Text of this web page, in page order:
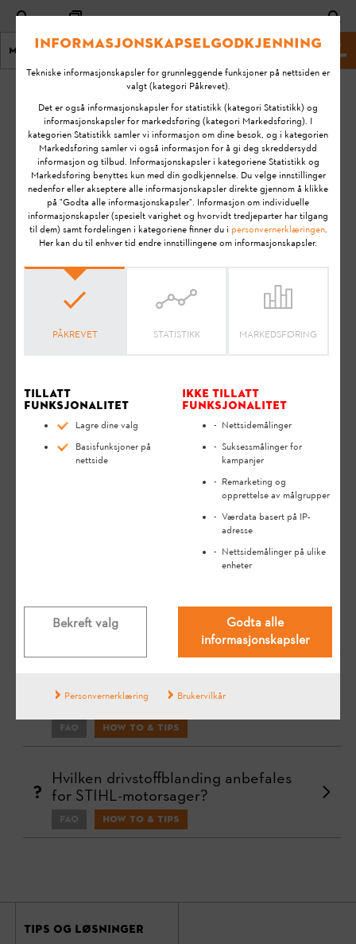
Meny STIHL Nettsted
Drivstoff, oljer og smøremidler
FAQ - Drivstoff, oljer og
smøremidler
Her finner du grunnleggende informasjon om STIHL
drivstoff, oljer og smøremidler.
gresstrimmer?
Hvilken bensin anbefales til en
STIHL-motorsag?
FAQ How To & Tips
Hvilken drivstoffblanding anbefales
for STIHL-motorsager?
FAQ How To & Tips
TIPS OG LØSNINGER
Informasjonskapselgodkjenning
Tekniske informasjonskapsler for grunnleggende funksjoner på nettsiden er
valgt (kategori Påkrevet).
Det er også informasjonskapsler for statistikk (kategori Statistikk) og
informasjonskapsler for markedsføring (kategori Markedsføring). I
kategorien Statistikk samler vi informasjon om dine besøk, og i kategorien
Markedsføring samler vi også informasjon for å gi deg skreddersydd
informasjon og tilbud. Informasjonskapsler i kategoriene Statistikk og
Markedsføring benyttes kun med din godkjennelse. Du velge innstillinger
nedenfor eller akseptere alle informasjonskapsler direkte gjennom å klikke
på "Godta alle informasjonskapsler". Informasjon om individuelle
informasjonskapsler (spesielt varighet og hvorvidt tredjeparter har tilgang
til dem) samt fordelingen i kategoriene finner du i personvernerklæringen.
Her kan du til enhver tid endre innstillingene om informasjonskapsler.
PÅKREVET STATISTIKK MARKEDSFØRING
Tillatt
funksjonalitet
Lagre dine valg
Basisfunksjoner på
nettside
Ikke tillatt
funksjonalitet
Nettsidemålinger
Suksessmålinger for
kampanjer
Remarketing og
opprettelse av målgrupper
Værdata basert på IP-
adresse
Nettsidemålinger på ulike
enheter
Bekreft valg
Godta alle
informasjonskapsler
Personvernerklæring Brukervilkår